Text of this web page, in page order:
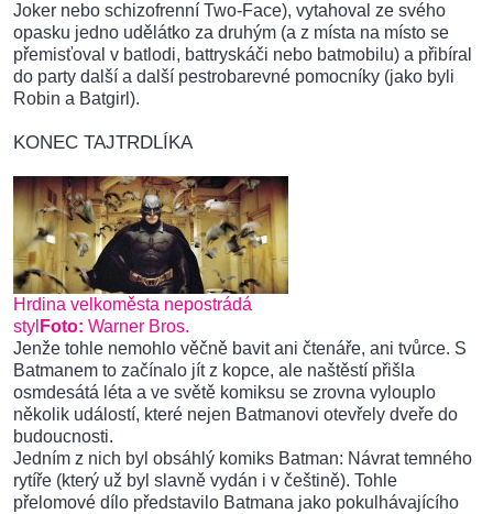
Joker nebo schizofrenní Two-Face), vytahoval ze svého
opasku jedno udělátko za druhým (a z místa na místo se
přemisťoval v batlodi, battryskáči nebo batmobilu) a přibíral
do party další a další pestrobarevné pomocníky (jako byli
Robin a Batgirl).
KONEC TAJTRDLÍKA
Hrdina velkoměsta nepostrádá
styl Foto: Warner Bros.
Jenže tohle nemohlo věčně bavit ani čtenáře, ani tvůrce. S
Batmanem to začínalo jít z kopce, ale naštěstí přišla
osmdesátá léta a ve světě komiksu se zrovna vylouplo
několik událostí, které nejen Batmanovi otevřely dveře do
budoucnosti.
Jedním z nich byl obsáhlý komiks Batman: Návrat temného
rytíře (který už byl slavně vydán i v češtině). Tohle
přelomové dílo představilo Batmana jako pokulhávajícího